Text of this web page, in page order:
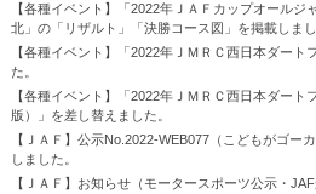
【各種イベント】「2022年ＪＡＦカップオール
北」の「リザルト」「決勝コース図」を掲載しまし
【各種イベント】「2022年ＪＭＲＣ西日本ダー
た。
【各種イベント】「2022年ＪＭＲＣ西日本ダー
版）」を差し替えました。
【ＪＡＦ】公示No.2022-WEB077（こどもがゴー
しました。
【ＪＡＦ】お知らせ（モータースポーツ公示・